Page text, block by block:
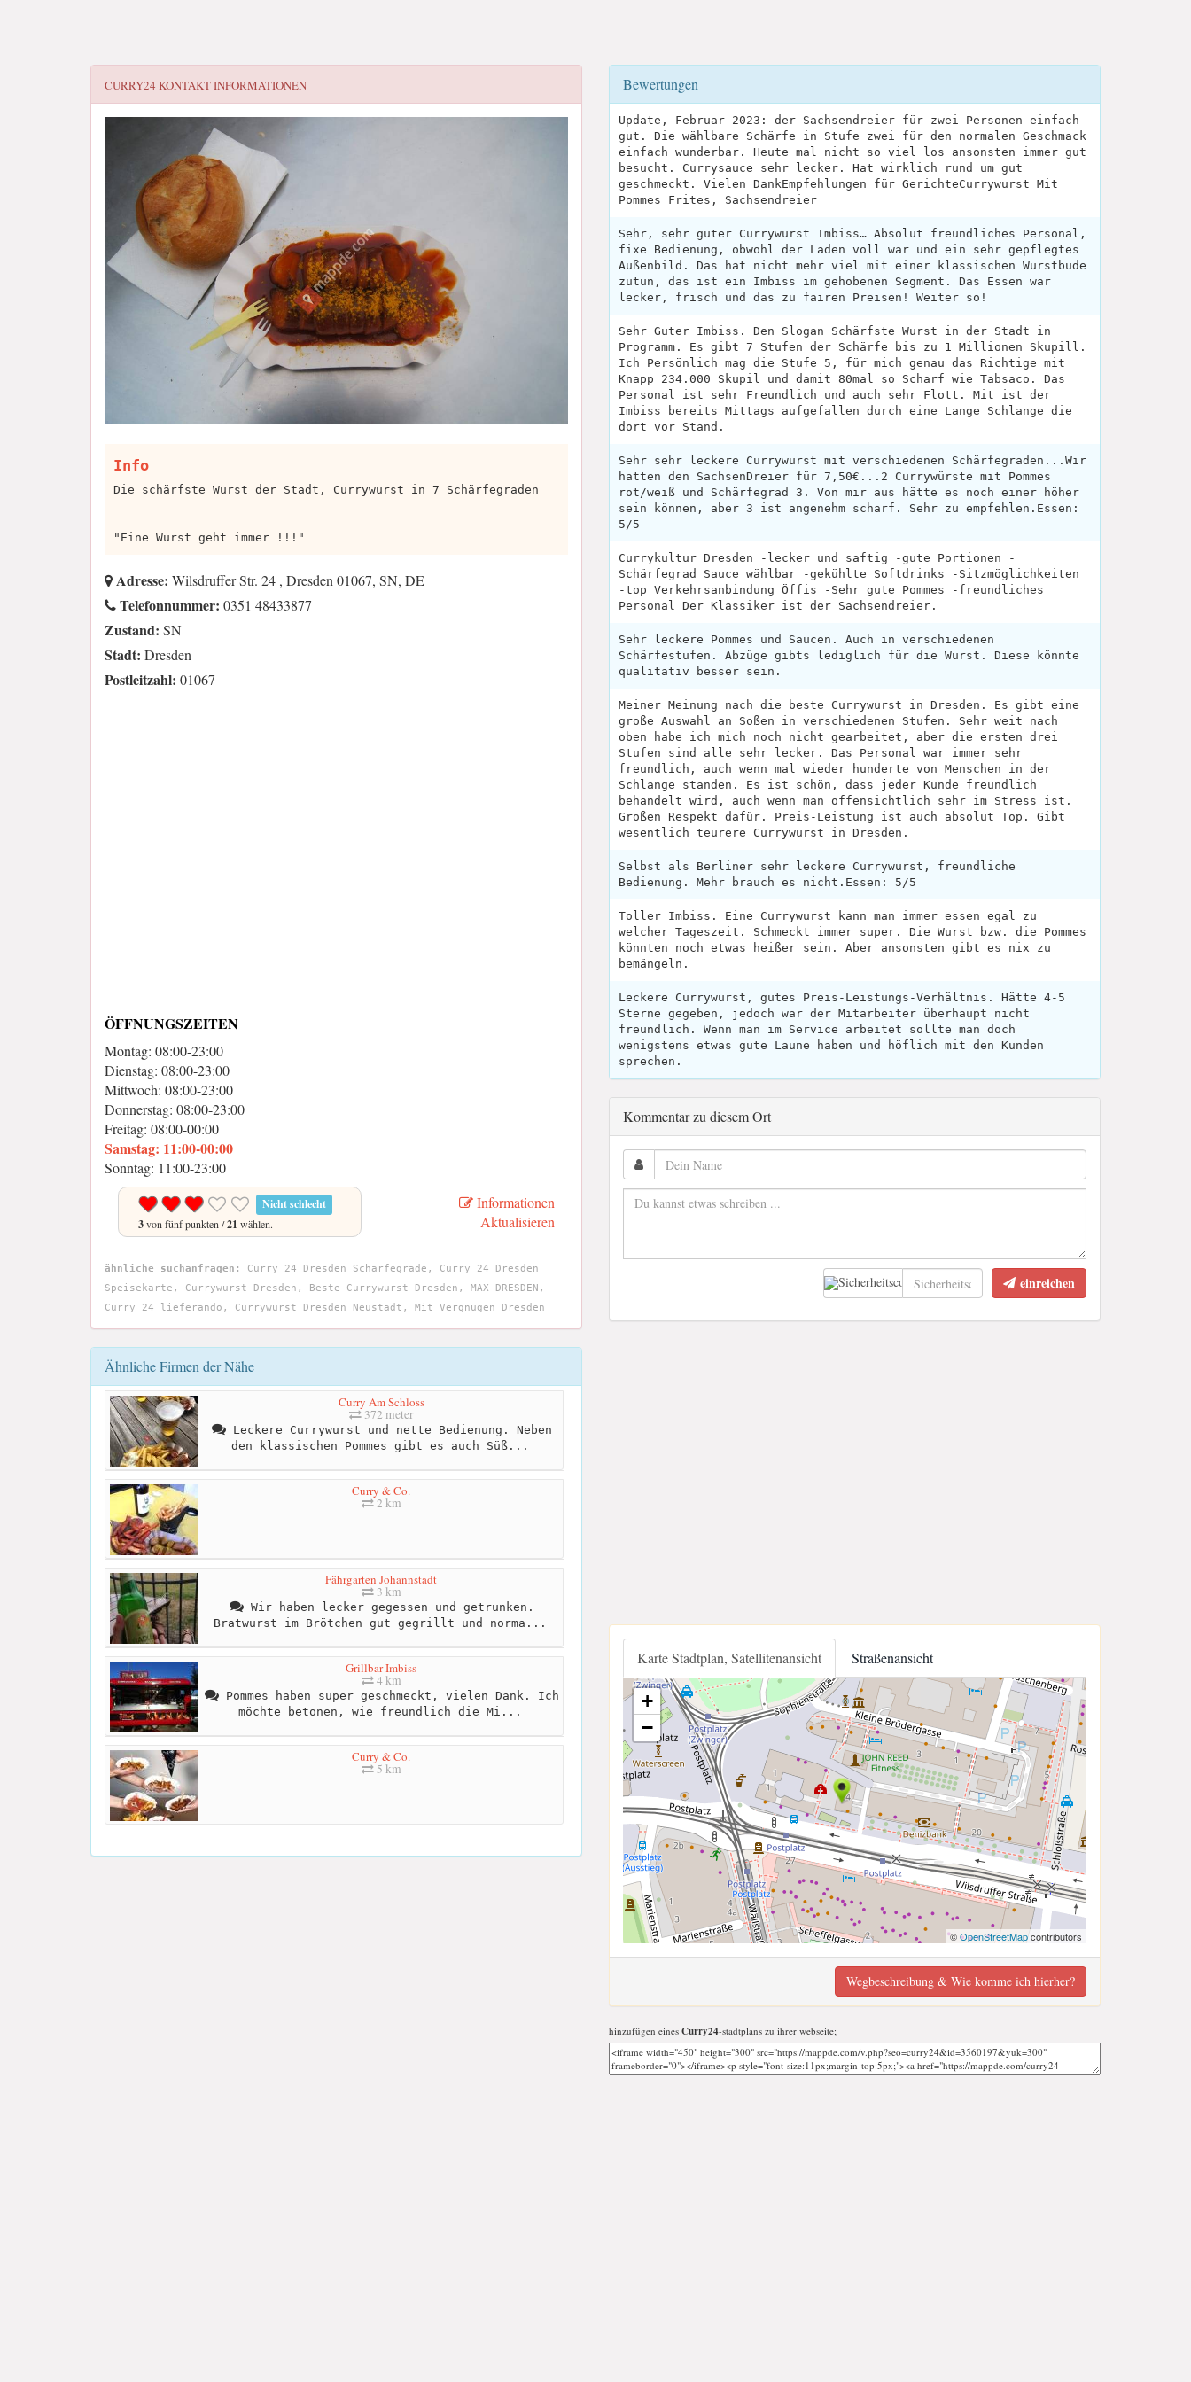
CURRY24 KONTAKT INFORMATIONEN
Info
Die schärfste Wurst der Stadt, Currywurst in 7 Schärfegraden
"Eine Wurst geht immer !!!"
Adresse: Wilsdruffer Str. 24 , Dresden 01067, SN, DE
Telefonnummer: 0351 48433877
Zustand: SN
Stadt: Dresden
Postleitzahl: 01067
ÖFFNUNGSZEITEN
Montag: 08:00-23:00
Dienstag: 08:00-23:00
Mittwoch: 08:00-23:00
Donnerstag: 08:00-23:00
Freitag: 08:00-00:00
Samstag: 11:00-00:00
Sonntag: 11:00-23:00
Nicht schlecht
3von fünf punkten /21 wählen.
Informationen
Aktualisieren
ähnliche suchanfragen:
Curry 24 Dresden Schärfegrade, Curry 24 Dresden
Speisekarte, Currywurst Dresden, Beste Currywurst Dresden, MAX DRESDEN,
Curry 24 lieferando, Currywurst Dresden Neustadt, Mit Vergnügen Dresden
Ähnliche Firmen der Nähe
Curry Am Schloss
372 meter
Leckere Currywurst und nette Bedienung. Neben
den klassischen Pommes gibt es auch Süß...
Curry & Co.
2 km
Fährgarten Johannstadt
3 km
Wir haben lecker gegessen und getrunken.
Bratwurst im Brötchen gut gegrillt und norma...
Grillbar Imbiss
4 km
Pommes haben super geschmeckt, vielen Dank. Ich
möchte betonen, wie freundlich die Mi...
Curry & Co.
5 km
Bewertungen
Update, Februar 2023: der Sachsendreier für zwei Personen einfach
gut. Die wählbare Schärfe in Stufe zwei für den normalen Geschmack
einfach wunderbar. Heute mal nicht so viel los ansonsten immer gut
besucht. Currysauce sehr lecker. Hat wirklich rund um gut
geschmeckt. Vielen DankEmpfehlungen für GerichteCurrywurst Mit
Pommes Frites, Sachsendreier
Sehr, sehr guter Currywurst Imbiss… Absolut freundliches Personal,
fixe Bedienung, obwohl der Laden voll war und ein sehr gepflegtes
Außenbild. Das hat nicht mehr viel mit einer klassischen Wurstbude
zutun, das ist ein Imbiss im gehobenen Segment. Das Essen war
lecker, frisch und das zu fairen Preisen! Weiter so!
Sehr Guter Imbiss. Den Slogan Schärfste Wurst in der Stadt in
Programm. Es gibt 7 Stufen der Schärfe bis zu 1 Millionen Skupill.
Ich Persönlich mag die Stufe 5, für mich genau das Richtige mit
Knapp 234.000 Skupil und damit 80mal so Scharf wie Tabsaco. Das
Personal ist sehr Freundlich und auch sehr Flott. Mit ist der
Imbiss bereits Mittags aufgefallen durch eine Lange Schlange die
dort vor Stand.
Sehr sehr leckere Currywurst mit verschiedenen Schärfegraden...Wir
hatten den SachsenDreier für 7,50€...2 Currywürste mit Pommes
rot/weiß und Schärfegrad 3. Von mir aus hätte es noch einer höher
sein können, aber 3 ist angenehm scharf. Sehr zu empfehlen.Essen:
5/5
Currykultur Dresden -lecker und saftig -gute Portionen -
Schärfegrad Sauce wählbar -gekühlte Softdrinks -Sitzmöglichkeiten
-top Verkehrsanbindung Öffis -Sehr gute Pommes -freundliches
Personal Der Klassiker ist der Sachsendreier.
Sehr leckere Pommes und Saucen. Auch in verschiedenen
Schärfestufen. Abzüge gibts lediglich für die Wurst. Diese könnte
qualitativ besser sein.
Meiner Meinung nach die beste Currywurst in Dresden. Es gibt eine
große Auswahl an Soßen in verschiedenen Stufen. Sehr weit nach
oben habe ich mich noch nicht gearbeitet, aber die ersten drei
Stufen sind alle sehr lecker. Das Personal war immer sehr
freundlich, auch wenn mal wieder hunderte von Menschen in der
Schlange standen. Es ist schön, dass jeder Kunde freundlich
behandelt wird, auch wenn man offensichtlich sehr im Stress ist.
Großen Respekt dafür. Preis-Leistung ist auch absolut Top. Gibt
wesentlich teurere Currywurst in Dresden.
Selbst als Berliner sehr leckere Currywurst, freundliche
Bedienung. Mehr brauch es nicht.Essen: 5/5
Toller Imbiss. Eine Currywurst kann man immer essen egal zu
welcher Tageszeit. Schmeckt immer super. Die Wurst bzw. die Pommes
könnten noch etwas heißer sein. Aber ansonsten gibt es nix zu
bemängeln.
Leckere Currywurst, gutes Preis-Leistungs-Verhältnis. Hätte 4-5
Sterne gegeben, jedoch war der Mitarbeiter überhaupt nicht
freundlich. Wenn man im Service arbeitet sollte man doch
wenigstens etwas gute Laune haben und höflich mit den Kunden
sprechen.
Kommentar zu diesem Ort
einreichen
Karte Stadtplan, Satellitenansicht Straßenansicht
+
−
©OpenStreetMapcontributors
Wegbeschreibung & Wie komme ich hierher?
hinzufügen eines Curry24-stadtplans zu ihrer webseite;